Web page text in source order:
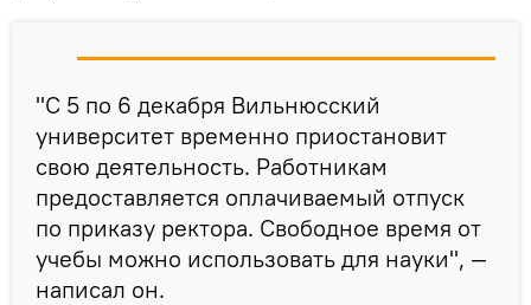
"С 5 по 6 декабря Вильнюсский
университет временно приостановит
свою деятельность. Работникам
предоставляется оплачиваемый отпуск
по приказу ректора. Свободное время от
учебы можно использовать для науки", —
написал он.